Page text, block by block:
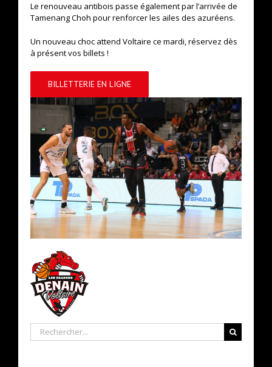
Le renouveau antibois passe également par l’arrivée de
Tamenang Choh pour renforcer les ailes des azuréens.
Un nouveau choc attend Voltaire ce mardi, réservez dès
à présent vos billets !
BILLETTERIE EN LIGNE
Rechercher